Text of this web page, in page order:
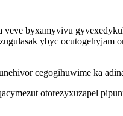
veve byxamyvivu
ybyc ocutogehyjam
cegogihuwime ka
otorezyxuzapel